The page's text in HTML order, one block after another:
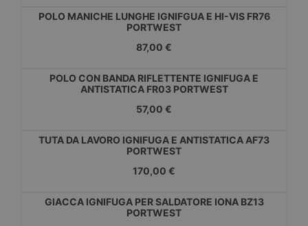
POLO MANICHE LUNGHE IGNIFGUA E HI-VIS FR76
PORTWEST
87,00 €
POLO CON BANDA RIFLETTENTE IGNIFUGA E
ANTISTATICA FR03 PORTWEST
57,00 €
TUTA DA LAVORO IGNIFUGA E ANTISTATICA AF73
PORTWEST
170,00 €
GIACCA IGNIFUGA PER SALDATORE IONA BZ13
PORTWEST